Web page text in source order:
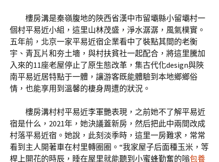
樓房溝是秦嶺腹地的陜西省漢中市留壩縣小留壩村一
個村平易近小組，這里山林茂盛，淨水潺潺，風氣樸實。
五年前，北京一家平易近宿企業看中了裝點其間的老衡
宇、青瓦片和夯土墻，與村扶貧社一起配合，將這里騰加
入來的11座老屋停止了原生態改革，集古代化design與陜
南平易近居特點于一體，讓游客既能體驗到本地鄉鄉俗
情，也能享用到溫馨的棲身周遭的狀況。
樓房溝村村平易近李軍艷表現，之前她不了解平易近
宿是什么，2021年，她決議蓋新房，然后把此中兩間改成
村落平易近宿。她說，此刻淡季時，這里一房難求，常常
看到主人開著車在村里轉圈圈。“我家屋子后面種玉米，等
桿上開花的時辰，睡在屋里就能聽到小蜜蜂勤奮的嗡包養